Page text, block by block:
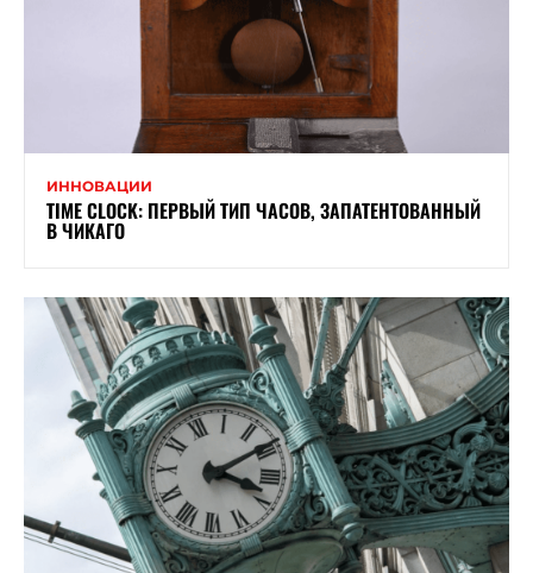
ИННОВАЦИИ
TIME CLOCK: ПЕРВЫЙ ТИП ЧАСОВ, ЗАПАТЕНТОВАННЫЙ
В ЧИКАГО